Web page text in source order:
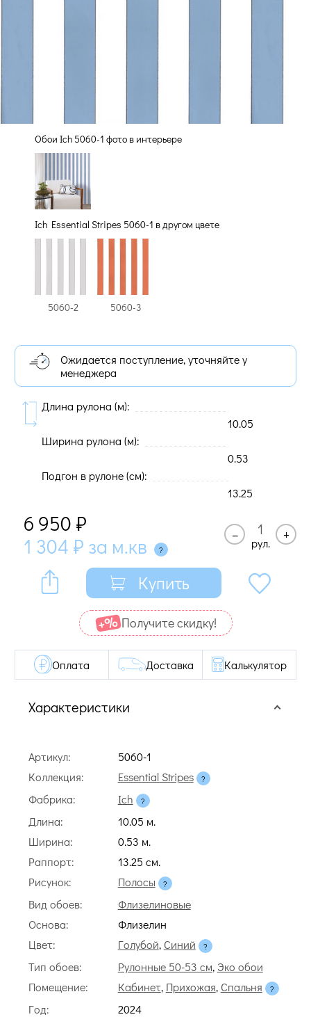
Обои Ich 5060-1 фото в интерьере
Ich Essential Stripes 5060-1 в другом цвете
5060-2 5060-3
Ожидается поступление, уточняйте у
менеджера
Длина рулона (м):
10.05
Ширина рулона (м):
0.53
Подгон в рулоне (cм):
13.25
6 950 ₽
1 304 ₽ за м.кв –
рул.
+
Купить
Получите cкидку!
Характеристики
Артикул:
5060-1
Коллекция:
Essential Stripes
Фабрика:
Ich
Длина:
10.05 м.
Ширина:
0.53 м.
Раппорт:
13.25 cм.
Рисунок:
Полосы
Вид обоев:
Флизелиновые
Основа:
Флизелин
Цвет:
Голубой, Синий
Тип обоев:
Рулонные 50-53 см, Эко обои
Помещение:
Кабинет, Прихожая, Спальня
Год:
2024
Оплата Доставка Калькулятор